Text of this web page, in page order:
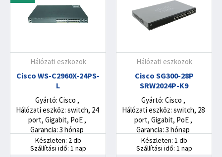
Hálózati eszközök
Cisco WS-C2960X-24PS-
L
Gyártó: Cisco
Hálózati eszköz: switch, 24
port, Gigabit, PoE
Garancia: 3 hónap
Készleten: 2 db
Szállítási idő: 1 nap
Hálózati eszközök
Cisco SG300-28P
SRW2024P-K9
Gyártó: Cisco
Hálózati eszköz: switch, 28
port, Gigabit, PoE
Garancia: 3 hónap
Készleten: 1 db
Szállítási idő: 1 nap